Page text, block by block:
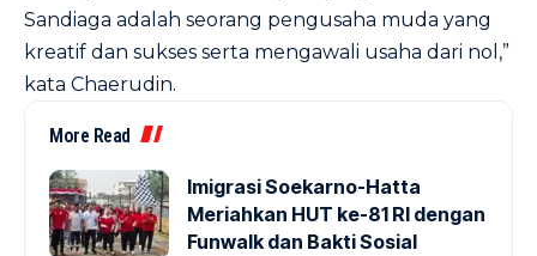
Sandiaga adalah seorang pengusaha muda yang
kreatif dan sukses serta mengawali usaha dari nol,”
kata Chaerudin.
More Read
Imigrasi Soekarno-Hatta
Meriahkan HUT ke-81 RI dengan
Funwalk dan Bakti Sosial